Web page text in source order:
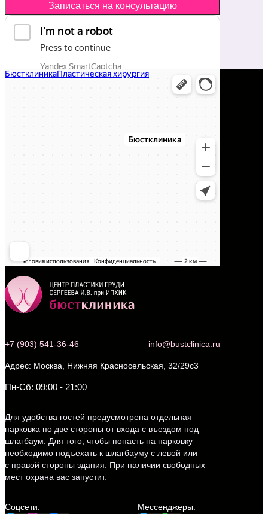
Записаться на консультацию
+7 (903) 541-36-46 info@bustclinica.ru
Москва, Нижняя Красносельская, 32/29с3
Пн-Сб: 09:00 - 21:00
Для удобства гостей предусмотрена отдельная
парковка по две стороны от входа с въездом под
шлагбаум. Для того, чтобы попасть на парковку
необходимо подъехать к шлагбауму с левой или
с правой стороны здания. При наличии свободных
мест охрана вас запустит.